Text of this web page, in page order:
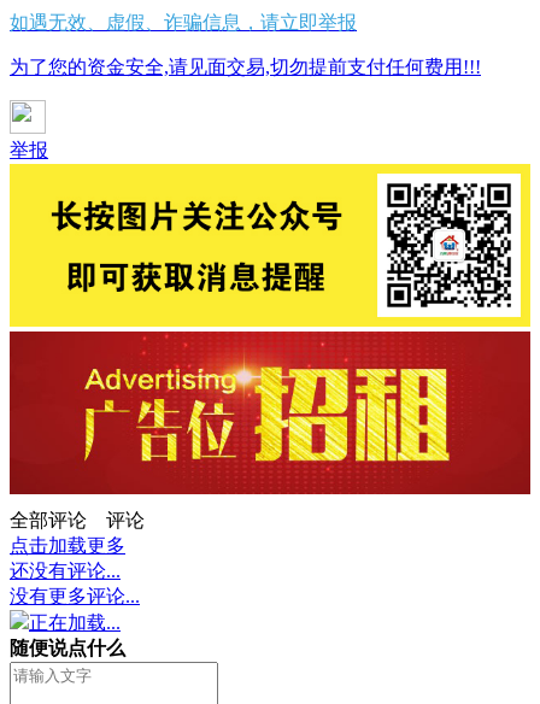
如遇无效、虚假、诈骗信息，请立即举报
为了您的资金安全,请见面交易,切勿提前支付任何费用!!!
举报
全部评论
评论
点击加载更多
还没有评论...
没有更多评论...
正在加载...
随便说点什么